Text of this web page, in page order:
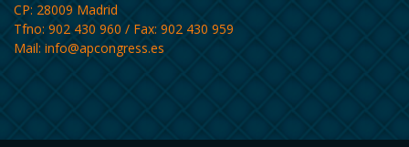
CP: 28009 Madrid
Tfno: 902 430 960 / Fax: 902 430 959
Mail: info@apcongress.es